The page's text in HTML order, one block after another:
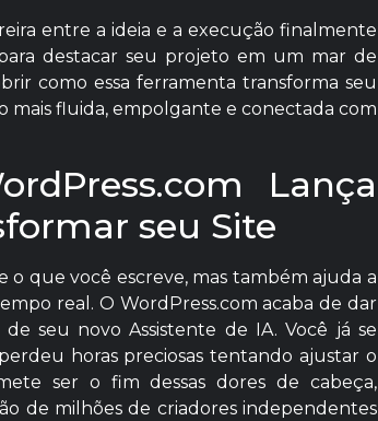
entre a ideia e a execução finalmente
destacar seu projeto em um mar de
como essa ferramenta transforma seu
fluida, empolgante e conectada com
Lança
seu Site
que você escreve, mas também ajuda a
real. O WordPress.com acaba de dar
seu novo Assistente de IA. Você já se
horas preciosas tentando ajustar o
ser o fim dessas dores de cabeça,
de milhões de criadores independentes